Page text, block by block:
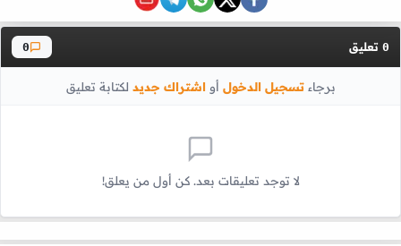
0 تعليق 0
برجاءتسجيل الدخول أواشتراك جديد لكتابة تعليق
لا توجد تعليقات بعد. كن أول من يعلق!